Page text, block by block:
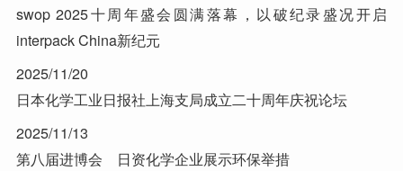
swop 2025十周年盛会圆满落幕，以破纪录盛况开启
interpack China新纪元
2025/11/20
日本化学工业日报社上海支局成立二十周年庆祝论坛
2025/11/13
第八届进博会 日资化学企业展示环保举措